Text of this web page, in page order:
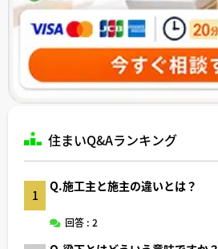
住まいQ&Aランキング
1
Q.施工主と施主の違いとは？
回答 : 2